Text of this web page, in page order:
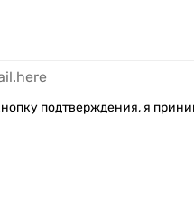
подтверждения, я